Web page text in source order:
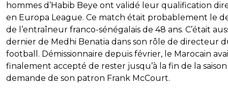
hommes d’Habib Beye ont validé leur qualification
en Europa League. Ce match était probablement le
de l’entraîneur franco-sénégalais de 48 ans. C’était
dernier de Medhi Benatia dans son rôle de directeur
football. Démissionnaire depuis février, le Marocain
finalement accepté de rester jusqu’à la fin de la saison
demande de son patron Frank McCourt.